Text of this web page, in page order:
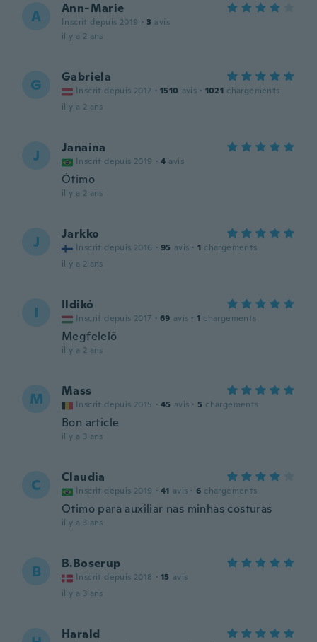
A Ann-Marie
Inscrit depuis 2019 · 3 avis
il y a 2 ans
G Gabriela
Inscrit depuis 2017 · 1510 avis · 1021 chargements
il y a 2 ans
J Janaina
Inscrit depuis 2019 · 4 avis
Ótimo
il y a 2 ans
J Jarkko
Inscrit depuis 2016 · 95 avis · 1 chargements
il y a 2 ans
I Ildikó
Inscrit depuis 2017 · 69 avis · 1 chargements
Megfelelő
il y a 2 ans
M Mass
Inscrit depuis 2015 · 45 avis · 5 chargements
Bon article
il y a 3 ans
C Claudia
Inscrit depuis 2019 · 41 avis · 6 chargements
Otimo para auxiliar nas minhas costuras
il y a 3 ans
B B.Boserup
Inscrit depuis 2018 · 15 avis
il y a 3 ans
Harald